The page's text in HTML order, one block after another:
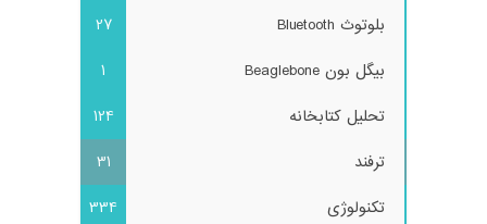
بلوتوث Bluetooth
27
بیگل بون Beaglebone
1
تحلیل کتابخانه
124
ترفند
31
تکنولوژی
334